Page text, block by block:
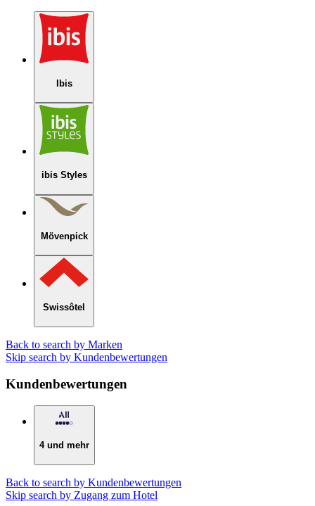
Ibis
ibis Styles
Mövenpick
Swissôtel
Back to search by Marken
Skip search by Kundenbewertungen
Kundenbewertungen
4 und mehr
Back to search by Kundenbewertungen
Skip search by Zugang zum Hotel